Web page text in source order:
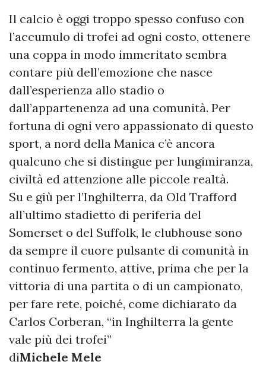
Il calcio è oggi troppo spesso confuso con
l’accumulo di trofei ad ogni costo, ottenere
una coppa in modo immeritato sembra
contare più dell’emozione che nasce
dall’esperienza allo stadio o
dall’appartenenza ad una comunità. Per
fortuna di ogni vero appassionato di questo
sport, a nord della Manica c’è ancora
qualcuno che si distingue per lungimiranza,
civiltà ed attenzione alle piccole realtà.
Su e giù per l’Inghilterra, da Old Trafford
all’ultimo stadietto di periferia del
Somerset o del Suffolk, le clubhouse sono
da sempre il cuore pulsante di comunità in
continuo fermento, attive, prima che per la
vittoria di una partita o di un campionato,
per fare rete, poiché, come dichiarato da
Carlos Corberan, “in Inghilterra la gente
vale più dei trofei”
diMichele Mele